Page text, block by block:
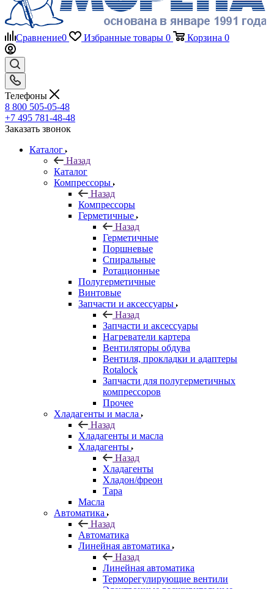
Сравнение0 Избранные товары 0 Корзина 0
Телефоны
8 800 505-05-48
+7 495 781-48-48
Заказать звонок
Каталог
Назад
Каталог
Компрессоры
Назад
Компрессоры
Герметичные
Назад
Герметичные
Поршневые
Спиральные
Ротационные
Полугерметичные
Винтовые
Запчасти и аксессуары
Назад
Запчасти и аксессуары
Нагреватели картера
Вентиляторы обдува
Вентиля, прокладки и адаптеры
Rotalock
Запчасти для полугерметичных
компрессоров
Прочее
Хладагенты и масла
Назад
Хладагенты и масла
Хладагенты
Назад
Хладагенты
Хладон/фреон
Тара
Масла
Автоматика
Назад
Автоматика
Линейная автоматика
Назад
Линейная автоматика
Терморегулирующие вентили